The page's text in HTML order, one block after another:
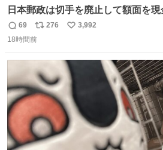
日本郵政は切手を廃止して額面を
本郵政 @JapanPostHD_PR
返
信
69
リ
ポ
ト
数
276
い
数
3,992
18時間前